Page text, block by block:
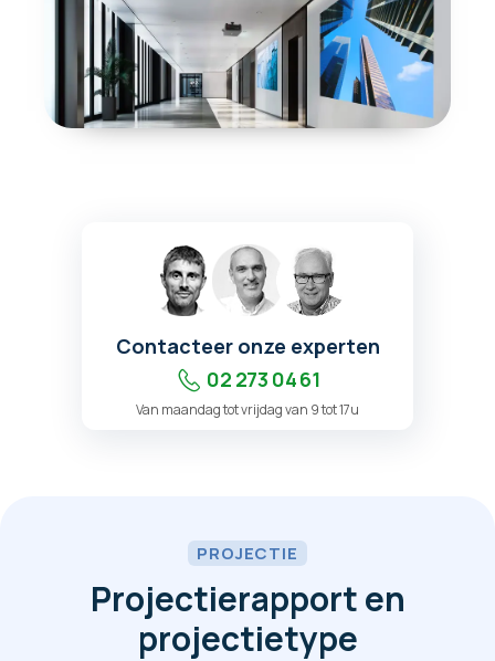
Contacteer onze experten
02 273 04 61
Van maandag tot vrijdag van 9 tot 17u
PROJECTIE
Projectierapport en
projectietype